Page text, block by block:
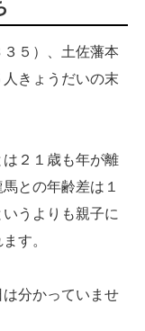
５）、土佐藩本
きょうだいの末
２１歳も年が離
との年齢差は１
うよりも親子に
す。
分かっていませ